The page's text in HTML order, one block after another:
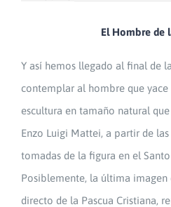
El Hombre de
Y así hemos llegado al final de
contemplar al hombre que yace
escultura en tamaño natural
Enzo Luigi Mattei, a partir de
tomadas de la figura en el
Posiblemente, la última
directo de la Pascua Cristiana,